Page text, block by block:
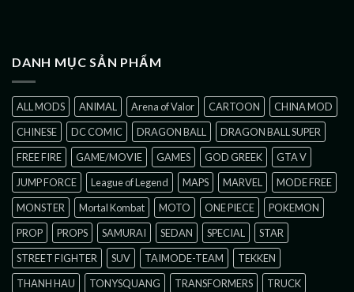
DANH MỤC SẢN PHẨM
ALL MODS ANIMAL Arena of Valor CARTOON
CHINA MOD
CHINESE
DC COMIC DRAGON BALL
DRAGON BALL SUPER
FREE FIRE
GAME/MOVIE GAMES GOD GREEK
GTA V
JUMP FORCE
League of Legend MAPS MARVEL
MODE FREE
MONSTER
Mortal Kombat MOTO ONE PIECE
POKEMON
PROP
PROPS SAMURAI SEDAN SPECIAL
STAR
STREET FIGHTER
SUV TAIMODE-TEAM
TEKKEN
THANH HAU
TONYSQUANG TRANSFORMERS TRUCK